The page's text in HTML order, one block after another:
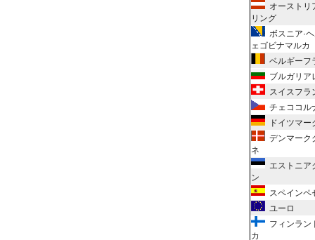
オーストリ
リング
ボスニア·
ェゴビナマルカ
ベルギーフ
ブルガリア
スイスフラ
チェココル
ドイツマー
デンマーク
ネ
エストニア
ン
スペインペ
ユーロ
フィンラン
カ